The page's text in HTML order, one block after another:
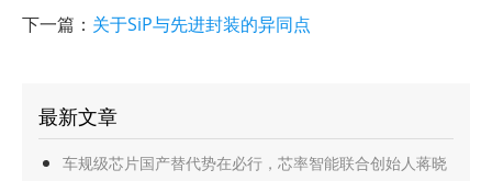
下一篇： 关于SiP与先进封装的异同点
最新文章
车规级芯片国产替代势在必行，芯率智能联合创始人蒋晓